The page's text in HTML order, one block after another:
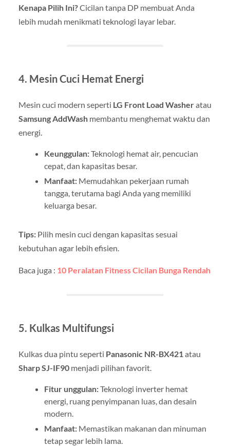
Kenapa Pilih Ini?Cicilan tanpa DP membuat Anda
lebih mudah menikmati teknologi layar lebar.
4. Mesin Cuci Hemat Energi
Mesin cuci modern seperti LG Front Load Washeratau
Samsung AddWashmembantu menghemat waktu dan
energi.
Keunggulan:Teknologi hemat air, pencucian
cepat, dan kapasitas besar.
Manfaat:Memudahkan pekerjaan rumah
tangga, terutama bagi Anda yang memiliki
keluarga besar.
Tips:Pilih mesin cuci dengan kapasitas sesuai
kebutuhan agar lebih efisien.
Baca juga : 10 Peralatan Fitness Cicilan Bunga Rendah
5. Kulkas Multifungsi
Kulkas dua pintu seperti Panasonic NR-BX421 atau
Sharp SJ-IF90menjadi pilihan favorit.
Fitur unggulan:Teknologi inverter hemat
energi, ruang penyimpanan luas, dan desain
modern.
Manfaat:Memastikan makanan dan minuman
tetap segar lebih lama.